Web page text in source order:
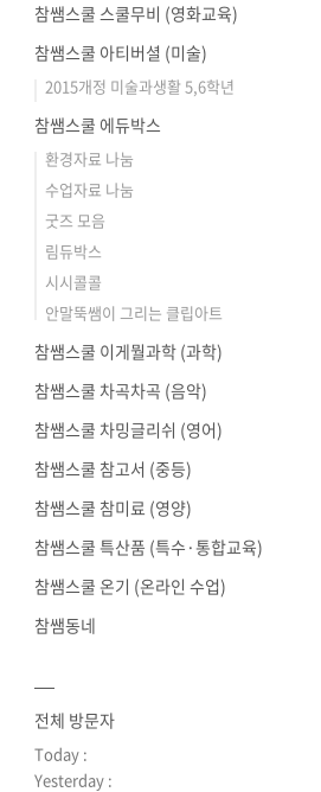
참쌤스쿨 스쿨무비 (영화교육)
참쌤스쿨 아티버셜 (미술)
2015개정 미술과생활 5,6학년
참쌤스쿨 에듀박스
환경자료 나눔
수업자료 나눔
굿즈 모음
림듀박스
시시콜콜
안말뚝쌤이 그리는 클립아트
참쌤스쿨 이게뭘과학 (과학)
참쌤스쿨 차곡차곡 (음악)
참쌤스쿨 차밍글리쉬 (영어)
참쌤스쿨 참고서 (중등)
참쌤스쿨 참미료 (영양)
참쌤스쿨 특산품 (특수·통합교육)
참쌤스쿨 온기 (온라인 수업)
참쌤동네
전체 방문자
Today :
Yesterday :